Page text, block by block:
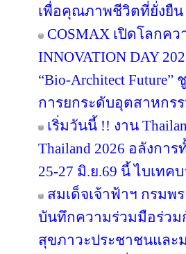
เพื่อคุณภาพชีวิตที่ยั่งยืน
COSMAX เปิดโลกค
INNOVATION DAY
“Bio-Architect
การยกระดับอุตสาหกร
เริ่มวันนี้ !! งาน
Thailand 2026 อลังกา
25-27 มิ.ย.69 นี้ ไบเทค
สมเด็จเจ้าฟ้าฯ กรม
บันทึกความร่วมมือร่วม
สุขภาวะประชาชนและ